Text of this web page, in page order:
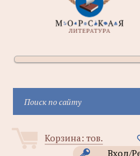
Корзина: тов.
Вход/